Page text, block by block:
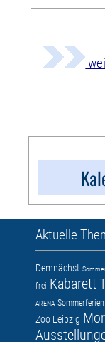
Aktuelle
Demnächst
frei Kabarett
ARENA Sommerferien
Zoo Leipzig